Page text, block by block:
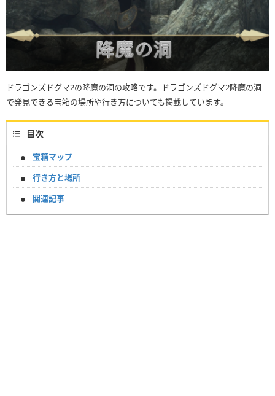
ドラゴンズドグマ2の降魔の洞の攻略です。ドラゴンズドグマ2降魔の洞
で発見できる宝箱の場所や行き方についても掲載しています。
目次
宝箱マップ
行き方と場所
関連記事